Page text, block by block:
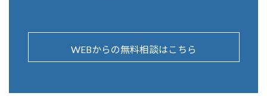
WEBからの無料相談はこちら